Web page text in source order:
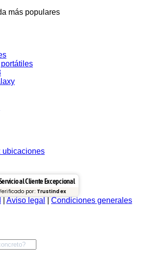
más populares
ubicaciones
al Cliente Excepcional
por: Trustindex
Aviso legal
Condiciones generales